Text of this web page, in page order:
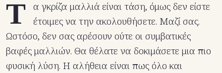
Τ α γκρίζα μαλλιά είναι τάση, όμως δεν είστε
έτοιμες να την ακολουθήσετε. Μαζί σας.
Ωστόσο, δεν σας αρέσουν ούτε οι συμβατικές
βαφές μαλλιών. Θα θέλατε να δοκιμάσετε μια πιο
φυσική λύση. Η αλήθεια είναι πως όλο και